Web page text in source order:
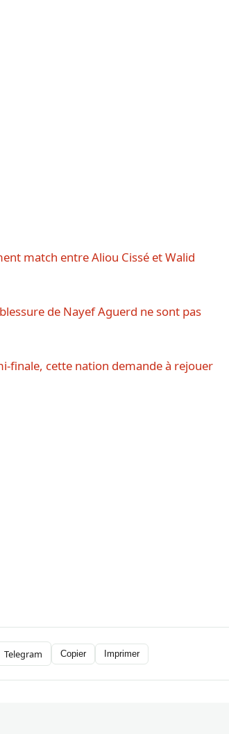
match entre Aliou Cissé et Walid
de Nayef Aguerd ne sont pas
finale, cette nation demande à rejouer
Telegram Copier Imprimer